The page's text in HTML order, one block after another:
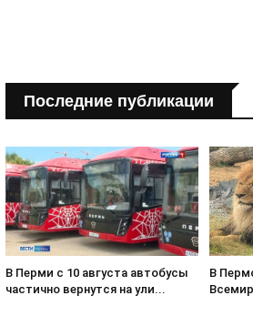
Последние публикации
В Перми с 10 августа автобусы
частично вернутся на ули...
В